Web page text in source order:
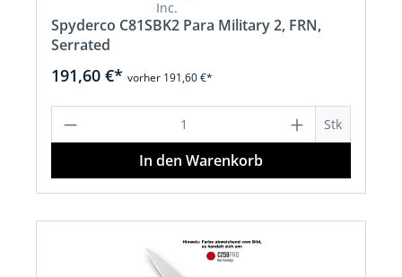
Spyderco C81SBK2 Para Military 2, FRN,
Serrated
191,60 €* vorher 191,60 €*
Produkt Anzahl: Gib den Stk
In den Warenkorb